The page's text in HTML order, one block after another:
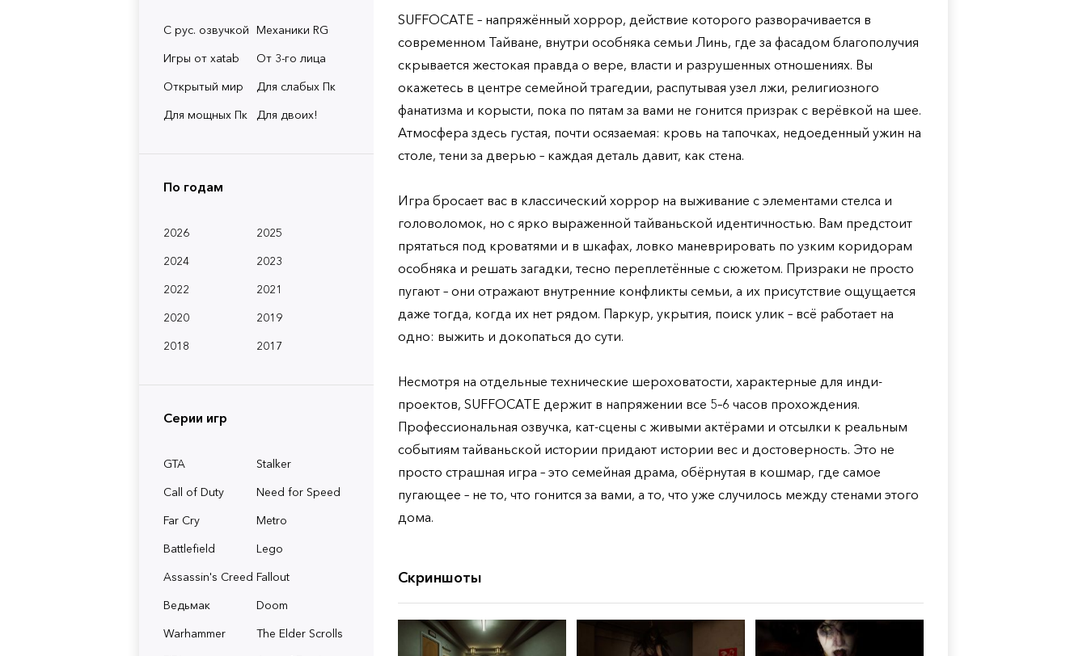
С рус. озвучкой Механики RG
Игры от xatab
От 3-го лица
Открытый мир
Для слабых Пк
Для мощных Пк
Для двоих!
По годам
2026
2025
2024
2023
2022
2021
2020
2019
2018
2017
Серии игр
GTA
Stalker
Call of Duty
Need for Speed
Far Cry
Metro
Battlefield
Lego
Assassin's Creed Fallout
Ведьмак
Doom
Warhammer
The Elder Scrolls
SUFFOCATE – напряжённый хоррор, действие которого разворачивается в
современном Тайване, внутри особняка семьи Линь, где за фасадом благополучия
скрывается жестокая правда о вере, власти и разрушенных отношениях. Вы
окажетесь в центре семейной трагедии, распутывая узел лжи, религиозного
фанатизма и корысти, пока по пятам за вами не гонится призрак с верёвкой на шее.
Атмосфера здесь густая, почти осязаемая: кровь на тапочках, недоеденный ужин на
столе, тени за дверью – каждая деталь давит, как стена.
Игра бросает вас в классический хоррор на выживание с элементами стелса и
головоломок, но с ярко выраженной тайваньской идентичностью. Вам предстоит
прятаться под кроватями и в шкафах, ловко маневрировать по узким коридорам
особняка и решать загадки, тесно переплетённые с сюжетом. Призраки не просто
пугают – они отражают внутренние конфликты семьи, а их присутствие ощущается
даже тогда, когда их нет рядом. Паркур, укрытия, поиск улик – всё работает на
одно: выжить и докопаться до сути.
Несмотря на отдельные технические шероховатости, характерные для инди-
проектов, SUFFOCATE держит в напряжении все 5–6 часов прохождения.
Профессиональная озвучка, кат-сцены с живыми актёрами и отсылки к реальным
событиям тайваньской истории придают истории вес и достоверность. Это не
просто страшная игра – это семейная драма, обёрнутая в кошмар, где самое
пугающее – не то, что гонится за вами, а то, что уже случилось между стенами этого
дома.
Скриншоты